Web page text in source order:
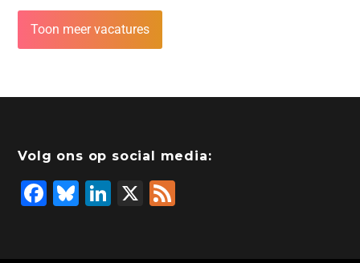
Toon meer vacatures
Volg ons op social media:
F
Bl
Li
X